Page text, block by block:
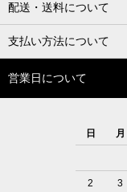
配送・送料について
支払い方法について
営業日について
日
月
2 3